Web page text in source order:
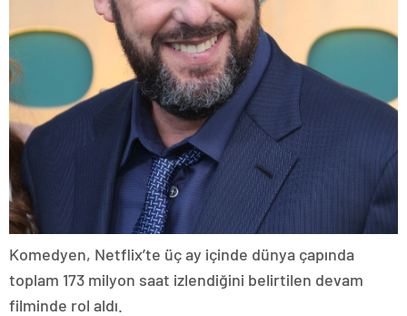
Komedyen, Netflix’te üç ay içinde dünya çapında
toplam 173 milyon saat izlendiğini belirtilen devam
filminde rol aldı.